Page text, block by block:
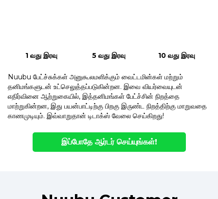
1 வது இரவு 5 வது இரவு 10 வது இரவு
Nuubu பேட்ச்சுக்கள் அனுகூலமளிக்கும் வைட்டமின்கள் மற்றும்
தனிமங்களுடன் உட்செலுத்தப்படுகின்றன. இவை வியர்வையுடன்
எதிர்வினை ஆற்றுகையில், இத்தனிமங்கள் பேட்ச்சின் நிறத்தை
மாற்றுகின்றன, இது பயன்பாட்டிற்கு பிறகு இருண்ட நிறத்திற்கு மாறுவதை
காணமுடியும். இவ்வாறுதான் டிடாக்ஸ் வேலை செய்கிறது!
இப்போதே ஆர்டர் செய்யுங்கள்!